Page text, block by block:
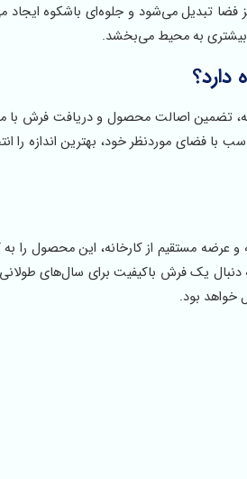
تبدیل می‌شود و جلوه‌ای باشکوه ایجاد
به محیط می‌بخشد.
تضمین اصالت محصول و دریافت فرش با
با فضای موردنظر خود، بهترین اندازه را
و عرضه مستقیم از کارخانه، این محصول را
دنبال یک فرش باکیفیت برای سال‌های
خواهد بود.